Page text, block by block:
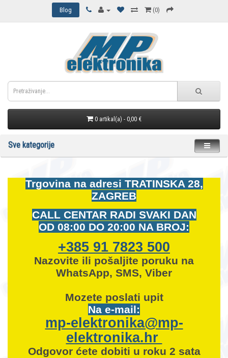
Blog (0)
0 artikal(a) - 0,00 €
Sve kategorije
Trgovina na adresi TRATINSKA 28,
ZAGREB
CALL CENTAR RADI SVAKI DAN
OD 08:00 DO 20:00 NA BROJ:
+385 91 7823 500
Nazovite ili pošaljite poruku na
WhatsApp, SMS, Viber
Mozete poslati upit
Na e-mail:
mp-elektronika@mp-
elektronika.hr
Odgovor ćete dobiti u roku 2 sata